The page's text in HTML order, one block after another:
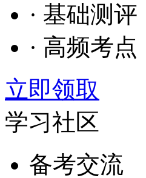
· 基础测评
· 高频考点
立即领取
学习社区
备考交流